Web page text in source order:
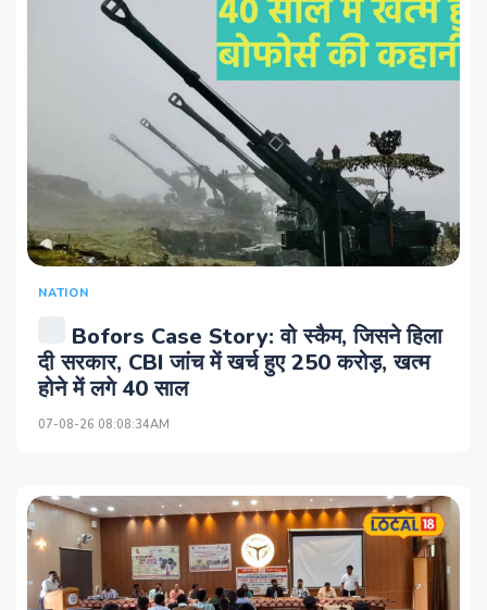
NATION
Bofors Case Story: वो स्कैम, जिसने हिला
दी सरकार, CBI जांच में खर्च हुए 250 करोड़, खत्म
होने में लगे 40 साल
07-08-26 08:08:34AM